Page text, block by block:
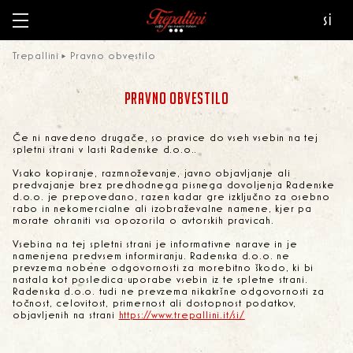
si
Trepallini Pravno obvestilo
PRAVNO OBVESTILO
Če ni navedeno drugače, so pravice do vseh vsebin na tej
spletni strani v lasti Radenske d.o.o..
Vsako kopiranje, razmnoževanje, javno objavljanje ali
predvajanje brez predhodnega pisnega dovoljenja Radenske
d.o.o. je prepovedano, razen kadar gre izključno za osebno
rabo in nekomercialne ali izobraževalne namene, kjer pa
morate ohraniti vsa opozorila o avtorskih pravicah.
Vsebina na tej spletni strani je informativne narave in je
namenjena predvsem informiranju. Radenska d.o.o. ne
prevzema nobene odgovornosti za morebitno škodo, ki bi
nastala kot posledica uporabe vsebin iz te spletne strani.
Radenska d.o.o. tudi ne prevzema nikakršne odgovornosti za
točnost, celovitost, primernost ali dostopnost podatkov,
objavljenih na strani
https://www.trepallini.it/si/